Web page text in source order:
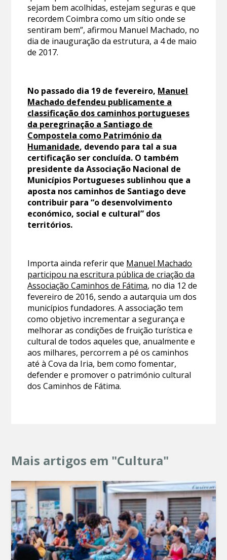
sejam bem acolhidas, estejam seguras e que
recordem Coimbra como um sítio onde se
sentiram bem”, afirmou Manuel Machado, no
dia de inauguração da estrutura, a 4 de maio
de 2017.
No passado dia 19 de fevereiro, Manuel
Machado defendeu publicamente a
classificação dos caminhos portugueses
da peregrinação a Santiago de
Compostela como Património da
Humanidade, devendo para tal a sua
certificação ser concluída. O também
presidente da Associação Nacional de
Municípios Portugueses sublinhou que a
aposta nos caminhos de Santiago deve
contribuir para “o desenvolvimento
económico, social e cultural” dos
territórios.
Importa ainda referir que Manuel Machado
participou na escritura pública de criação da
Associação Caminhos de Fátima, no dia 12 de
fevereiro de 2016, sendo a autarquia um dos
municípios fundadores. A associação tem
como objetivo incrementar a segurança e
melhorar as condições de fruição turística e
cultural de todos aqueles que, anualmente e
aos milhares, percorrem a pé os caminhos
até à Cova da Iria, bem como fomentar,
defender e promover o património cultural
dos Caminhos de Fátima.
Mais artigos em "Cultura"